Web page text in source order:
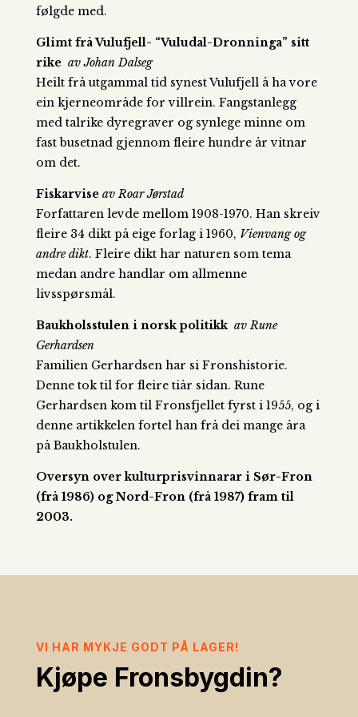
følgde med.
Glimt frå Vulufjell- “Vuludal-Dronninga” sitt
rike av Johan Dalseg
Heilt frå utgammal tid synest Vulufjell å ha vore
ein kjerneområde for villrein. Fangstanlegg
med talrike dyregraver og synlege minne om
fast busetnad gjennom fleire hundre år vitnar
om det.
Fiskarvise av Roar Jørstad
Forfattaren levde mellom 1908-1970. Han skreiv
fleire 34 dikt på eige forlag i 1960, Vienvang og
andre dikt. Fleire dikt har naturen som tema
medan andre handlar om allmenne
livsspørsmål.
Baukholsstulen i norsk politikk av Rune
Gerhardsen
Familien Gerhardsen har si Fronshistorie.
Denne tok til for fleire tiår sidan. Rune
Gerhardsen kom til Fronsfjellet fyrst i 1955, og i
denne artikkelen fortel han frå dei mange åra
på Baukholstulen.
Oversyn over kulturprisvinnarar i Sør-Fron
(frå 1986) og Nord-Fron (frå 1987) fram til
2003.
VI HAR MYKJE GODT PÅ LAGER!
Kjøpe Fronsbygdin?